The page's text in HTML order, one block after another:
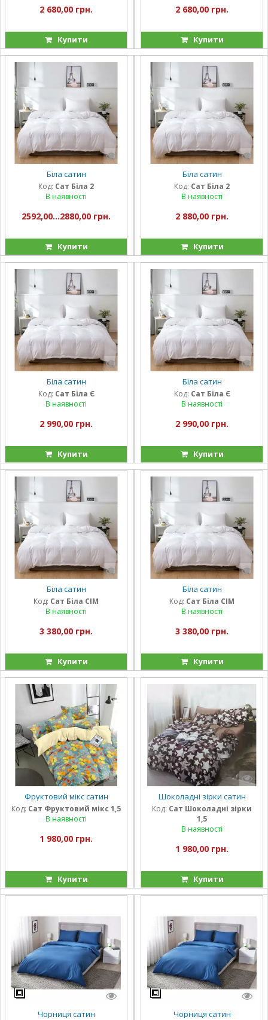
2 680,00 грн.
Купити
2 680,00 грн.
Купити
Біла сатин
Код: Сат Біла 2
В наявності
2592,00...2880,00 грн.
Купити
Біла сатин
Код: Сат Біла 2
В наявності
2 880,00 грн.
Купити
Біла сатин
Код: Сат Біла Є
В наявності
2 990,00 грн.
Купити
Біла сатин
Код: Сат Біла Є
В наявності
2 990,00 грн.
Купити
Біла сатин
Код: Сат Біла СІМ
В наявності
3 380,00 грн.
Купити
Біла сатин
Код: Сат Біла СІМ
В наявності
3 380,00 грн.
Купити
Фруктовий мікс сатин
Код: Сат Фруктовий мікс 1,5
В наявності
1 980,00 грн.
Купити
Шоколадні зірки сатин
Код: Сат Шоколадні зірки
1,5
В наявності
1 980,00 грн.
Купити
Чорниця сатин Чорниця сатин